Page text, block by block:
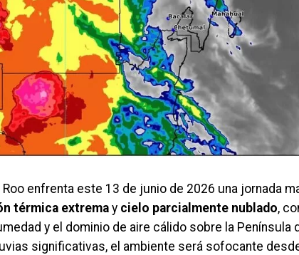
Roo enfrenta este 13 de junio de 2026 una jornada
térmica extremay cielo parcialmente nublado,
y el dominio de aire cálido sobre la Península
significativas, el ambiente será sofocante